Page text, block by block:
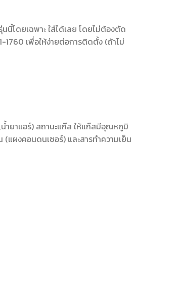
โดยเฉพาะ ใส่ได้เลย โดยไม่ต้องตัด
1760 เพื่อให้ง่ายต่อการติดตั้ง (ถ้าไม่
ำยาแอร์) สถานะแก๊ส ให้แก๊สมีอุณหภูมิ
แผงคอนดนเซอร์) และสารทำความเย็น